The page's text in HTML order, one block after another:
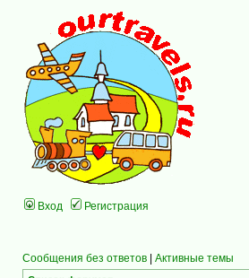
Вход Регистрация
Сообщения без ответов | Активные темы